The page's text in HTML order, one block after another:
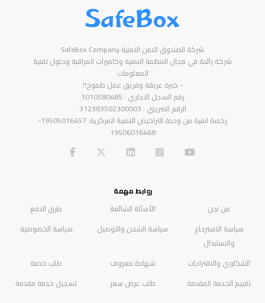
SafeBox
شركة الصندوق الامن الامنية SafeBox Company
شركة رائدة في مجال الانظمة الامنية وكاميرات المراقبة وحلول تقنية
المعلومات
- خبرة عريقة وفريق عمل طموح!!
رقم السجل التجاري : 1010580485
الرقم الضريبي : 312383502300003
رخصة امنية من وحدة التراخيص الامنية المركزية: 19505016457-
19506016468
روابط مهمة
من نحن
الأسئلة الشائعة
طرق الدفع
سياسة الاسترجاع
والاستبدال
سياسة الشحن والتوصيل سياسة الخصوصية
الشكاوي والاقتراحات شهادة معروف
طلب خدمة
تقييم الخدمة المقدمة
طلب عرض سعر
تسجيل خدمة مقدمة